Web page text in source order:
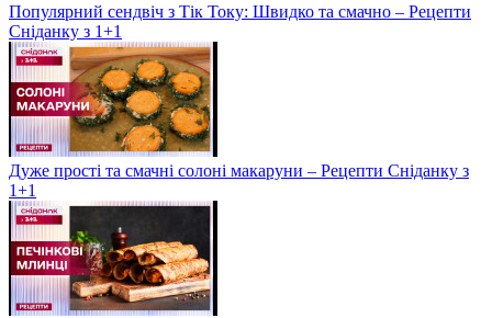
Популярний сендвіч з Тік Току: Швидко та смачно – Рецепти
Сніданку з 1+1
Дуже прості та смачні солоні макаруни – Рецепти Сніданку з
1+1